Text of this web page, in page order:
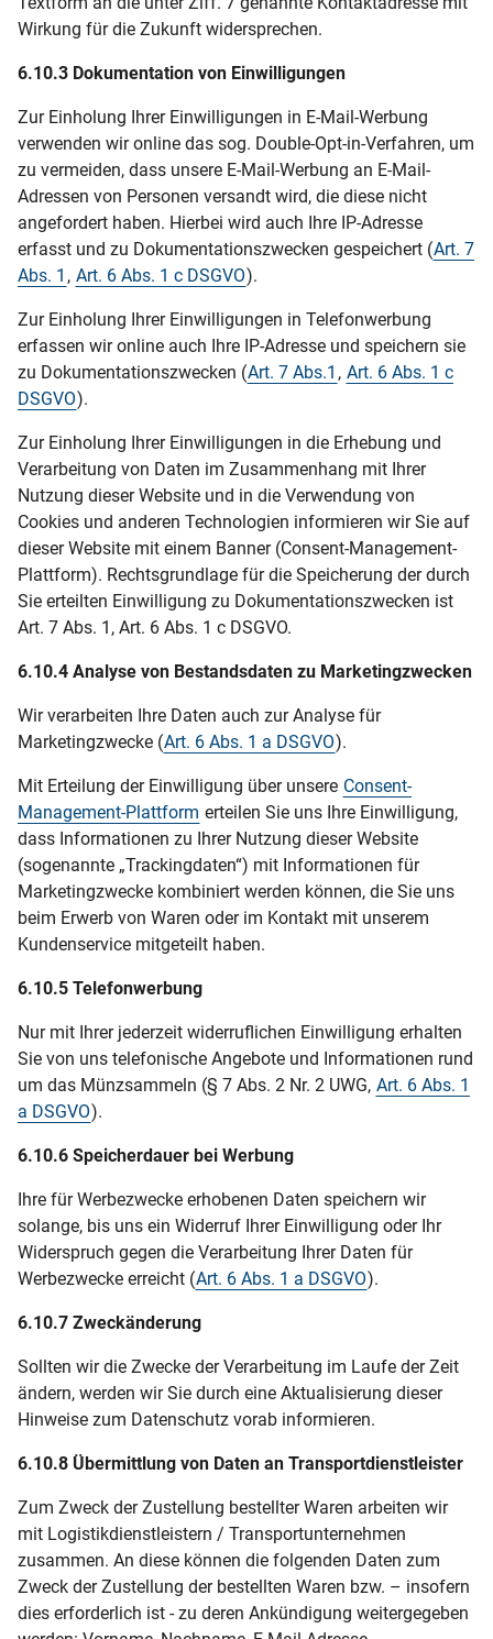
Wirkung für die Zukunft widersprechen.
6.10.3 Dokumentation von Einwilligungen
Zur Einholung Ihrer Einwilligungen in E-Mail-Werbung
verwenden wir online das sog. Double-Opt-in-Verfahren, um
zu vermeiden, dass unsere E-Mail-Werbung an E-Mail-
Adressen von Personen versandt wird, die diese nicht
angefordert haben. Hierbei wird auch Ihre IP-Adresse
erfasst und zu Dokumentationszwecken gespeichert (Art. 7
Abs. 1 , Art. 6 Abs. 1 c DSGVO).
Zur Einholung Ihrer Einwilligungen in Telefonwerbung
erfassen wir online auch Ihre IP-Adresse und speichern sie
zu Dokumentationszwecken (Art. 7 Abs.1 , Art. 6 Abs. 1 c
DSGVO).
Zur Einholung Ihrer Einwilligungen in die Erhebung und
Verarbeitung von Daten im Zusammenhang mit Ihrer
Nutzung dieser Website und in die Verwendung von
Cookies und anderen Technologien informieren wir Sie auf
dieser Website mit einem Banner (Consent-Management-
Plattform). Rechtsgrundlage für die Speicherung der durch
Sie erteilten Einwilligung zu Dokumentationszwecken ist
Art. 7 Abs. 1, Art. 6 Abs. 1 c DSGVO.
6.10.4 Analyse von Bestandsdaten zu Marketingzwecken
Wir verarbeiten Ihre Daten auch zur Analyse für
Marketingzwecke (Art. 6 Abs. 1 a DSGVO).
Mit Erteilung der Einwilligung über unsere Consent-
Management-Plattform erteilen Sie uns Ihre Einwilligung,
dass Informationen zu Ihrer Nutzung dieser Website
(sogenannte „Trackingdaten“) mit Informationen für
Marketingzwecke kombiniert werden können, die Sie uns
beim Erwerb von Waren oder im Kontakt mit unserem
Kundenservice mitgeteilt haben.
6.10.5 Telefonwerbung
Nur mit Ihrer jederzeit widerruflichen Einwilligung erhalten
Sie von uns telefonische Angebote und Informationen rund
um das Münzsammeln (§ 7 Abs. 2 Nr. 2 UWG, Art. 6 Abs. 1
a DSGVO).
6.10.6 Speicherdauer bei Werbung
Ihre für Werbezwecke erhobenen Daten speichern wir
solange, bis uns ein Widerruf Ihrer Einwilligung oder Ihr
Widerspruch gegen die Verarbeitung Ihrer Daten für
Werbezwecke erreicht (Art. 6 Abs. 1 a DSGVO).
6.10.7 Zweckänderung
Sollten wir die Zwecke der Verarbeitung im Laufe der Zeit
ändern, werden wir Sie durch eine Aktualisierung dieser
Hinweise zum Datenschutz vorab informieren.
6.10.8 Übermittlung von Daten an Transportdienstleister
Zum Zweck der Zustellung bestellter Waren arbeiten wir
mit Logistikdienstleistern / Transportunternehmen
zusammen. An diese können die folgenden Daten zum
Zweck der Zustellung der bestellten Waren bzw. – insofern
dies erforderlich ist - zu deren Ankündigung weitergegeben